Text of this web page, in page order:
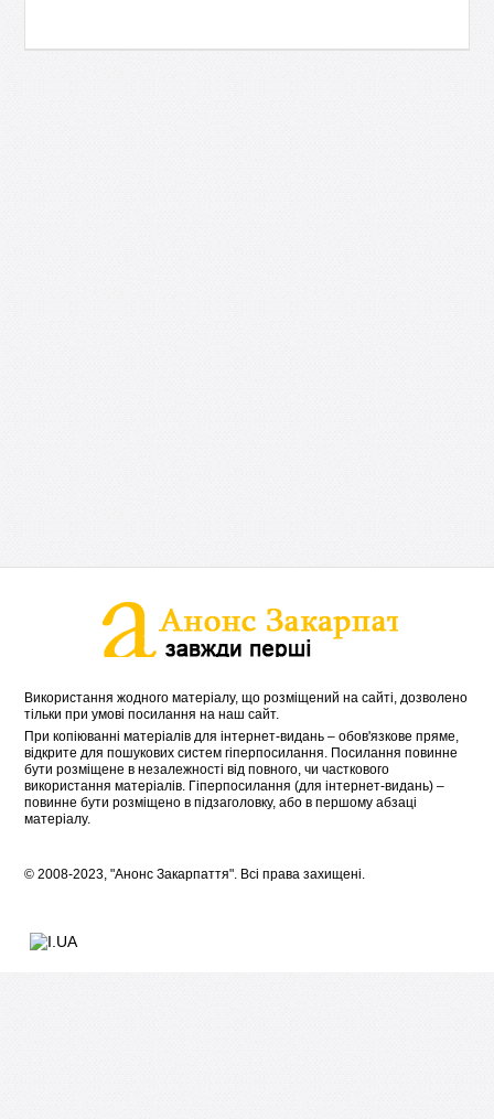
Використання жодного матеріалу, що розміщений на сайті, дозволено
тільки при умові посилання на наш сайт.
При копіюванні матеріалів для інтернет-видань – обов'язкове пряме,
відкрите для пошукових систем гіперпосилання. Посилання повинне
бути розміщене в незалежності від повного, чи часткового
використання матеріалів. Гіперпосилання (для інтернет-видань) –
повинне бути розміщено в підзаголовку, або в першому абзаці
матеріалу.
© 2008-2023, "Анонс Закарпаття". Всі права захищені.